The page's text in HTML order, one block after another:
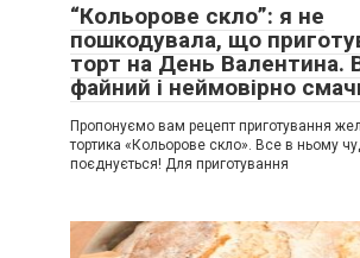
“Кольорове скло”: я не
пошкодувала, що
торт на День Валентина.
файний і неймовірно
Пропонуємо вам рецепт приготування
тортика «Кольорове скло». Все в ньому
поєднується! Для приготування